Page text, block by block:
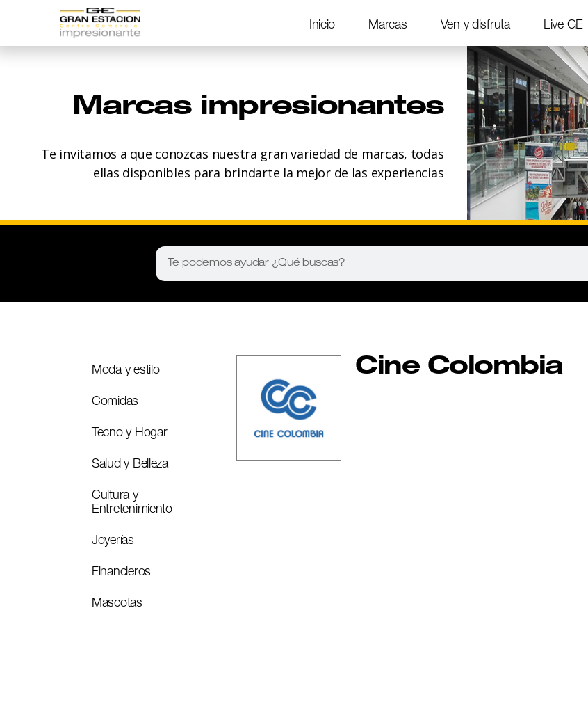
Inicio Marcas Ven y disfruta Live GE
Marcas impresionantes
Te invitamos a que conozcas nuestra gran variedad de marcas, todas
ellas disponibles para brindarte la mejor de las experiencias
Moda y estilo
Comidas
Tecno y Hogar
Salud y Belleza
Cultura y
Entretenimiento
Joyerías
Financieros
Mascotas
Cine Colombia